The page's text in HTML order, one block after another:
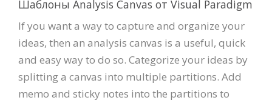
Шаблоны Analysis Canvas от Visual Paradigm
If you want a way to capture and organize your
ideas, then an analysis canvas is a useful, quick
and easy way to do so. Categorize your ideas by
splitting a canvas into multiple partitions. Add
memo and sticky notes into the partitions to